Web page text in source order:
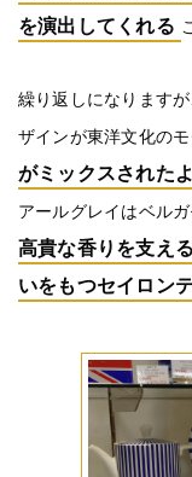
を演出してくれる
繰り返しになります
ザインが東洋文化のモ
がミックスされた
アールグレイはベル
高貴な香りを支え
いをもつセイロン